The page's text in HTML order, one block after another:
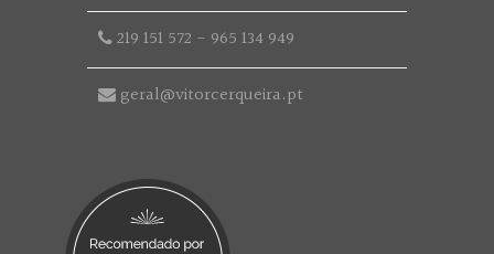
219 151 572 - 965 134 949
geral@vitorcerqueira.pt